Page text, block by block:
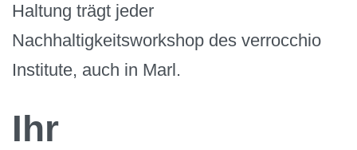
Haltung trägt jeder
Nachhaltigkeitsworkshop des verrocchio
Institute, auch in Marl.
Ihr